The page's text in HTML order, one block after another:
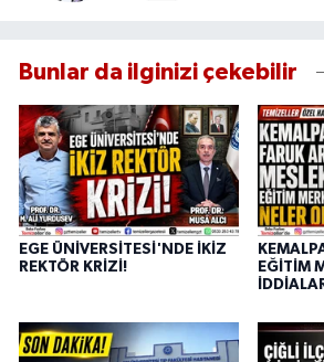
Bunlar da ilginizi çekebilir
EGE ÜNİVERSİTESİ'NDE İKİZ
REKTÖR KRİZİ!
EĞİTİM